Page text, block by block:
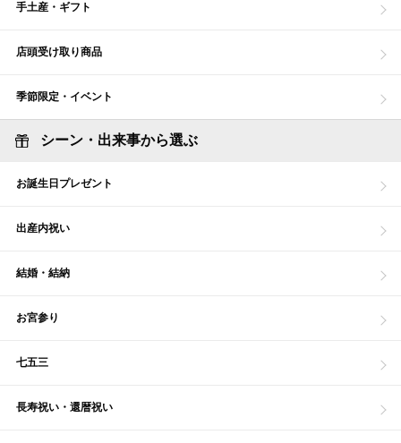
手土産・ギフト
店頭受け取り商品
季節限定・イベント
シーン・出来事から選ぶ
お誕生日プレゼント
出産内祝い
結婚・結納
お宮参り
七五三
長寿祝い・還暦祝い